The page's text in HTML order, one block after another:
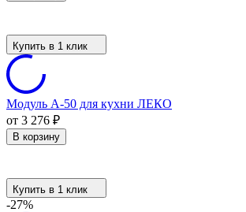
Купить в 1 клик
Модуль А-50 для кухни ЛЕКО
от 3 276 ₽
В корзину
Купить в 1 клик
-27%